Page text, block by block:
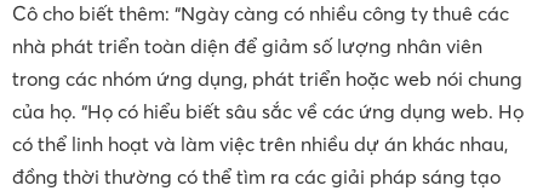
Cô cho biết thêm: “Ngày càng có nhiều công ty thuê các
nhà phát triển toàn diện để giảm số lượng nhân viên
trong các nhóm ứng dụng, phát triển hoặc web nói chung
của họ. “Họ có hiểu biết sâu sắc về các ứng dụng web. Họ
có thể linh hoạt và làm việc trên nhiều dự án khác nhau,
đồng thời thường có thể tìm ra các giải pháp sáng tạo